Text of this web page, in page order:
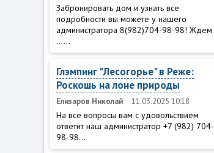
Забронировать дом и узнать все
подробности вы можете у нашего
администратора 8(982)704-98-98! Ждем
......
Глэмпинг "Лесогорье" в Реже:
Роскошь на лоне природы
Елизаров Николай 11.03.2025 10:18
На все вопросы вам с удовольствием
ответит наш администратор +7 (982) 704-
98-98...